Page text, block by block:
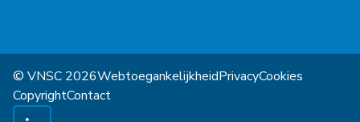
© VNSC 2026WebtoegankelijkheidPrivacyCookies
CopyrightContact